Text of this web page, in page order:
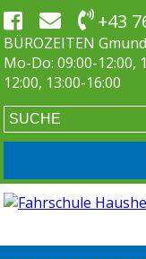
+43
BÜROZEITEN
Mo-Do: 09:00-12:00,
12:00, 13:00-16:00